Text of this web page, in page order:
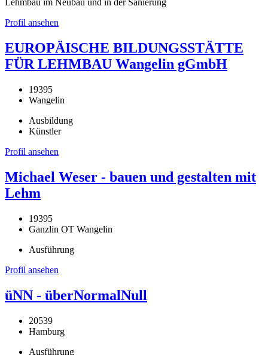
Lehmbau im Neubau und in der Sanierung
Profil ansehen
EUROPÄISCHE BILDUNGSSTÄTTE
FÜR LEHMBAU Wangelin gGmbH
19395
Wangelin
Ausbildung
Künstler
Profil ansehen
Michael Weser - bauen und gestalten mit
Lehm
19395
Ganzlin OT Wangelin
Ausführung
Profil ansehen
üNN - überNormalNull
20539
Hamburg
Ausführung